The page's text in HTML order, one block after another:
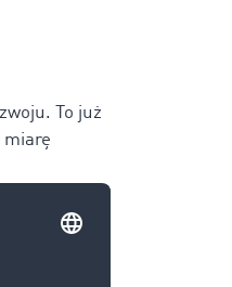
To już
miarę
w